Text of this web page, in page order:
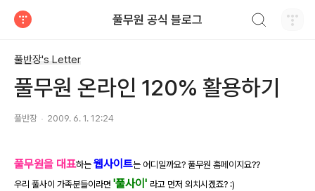
풀무원 공식 블로그
풀반장's Letter
풀무원 온라인 120% 활용하기
풀반장 2009. 6. 1. 12:24
풀무원을 대표하는 웹사이트는 어디일까요? 풀무원 홈페이지요??
우리 풀사이 가족분들이라면 '풀사이' 라고 먼저 외치시겠죠? :)